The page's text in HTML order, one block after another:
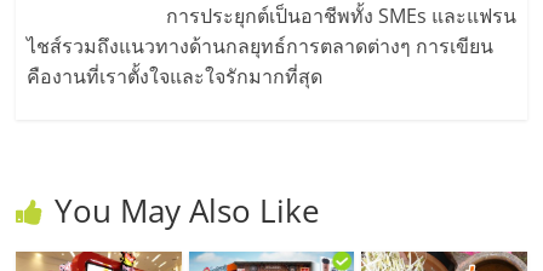
การประยุกต์เป็นอาชีพทั้ง SMEs และแฟรน
ไชส์รวมถึงแนวทางด้านกลยุทธ์การตลาดต่างๆ การเขียน
คืองานที่เราตั้งใจและใจรักมากที่สุด
You May Also Like